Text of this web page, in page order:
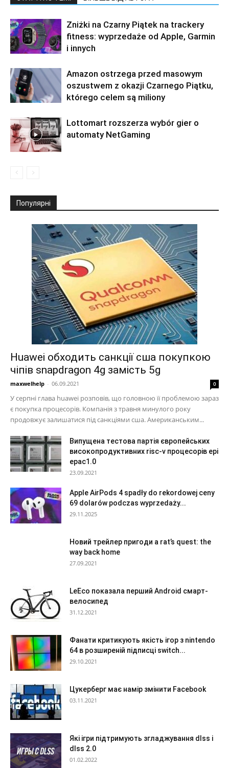
Zniżki na Czarny Piątek na trackery
fitness: wyprzedaże od Apple, Garmin
i innych
Amazon ostrzega przed masowym
oszustwem z okazji Czarnego Piątku,
którego celem są miliony
Lottomart rozszerza wybór gier o
automaty NetGaming
Популярні
Huawei обходить санкції сша покупкою
чіпів snapdragon 4g замість 5g
maxwelhelp - 06.09.2021 0
У серпні глава huawei розповів, що головною її проблемою зараз
є покупка процесорів. Компанія з травня минулого року
продовжує залишатися під санкціями сша. Американським...
Випущена тестова партія європейських
високопродуктивних risc-v процесорів epi
epac1.0
23.09.2021
Apple AirPods 4 spadły do rekordowej ceny
69 dolarów podczas wyprzedaży...
29.11.2025
Новий трейлер пригоди a rat’s quest: the
way back home
27.09.2021
LeEco показала перший Android смарт-
велосипед
31.12.2021
Фанати критикують якість ігор з nintendo
64 в розширеній підписці switch...
29.10.2021
Цукерберг має намір змінити Facebook
03.11.2021
Які ігри підтримують згладжування dlss і
dlss 2.0
01.02.2022